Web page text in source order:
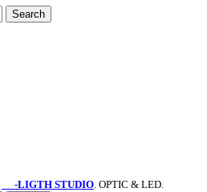
Search
-LIGTH STUDIO. OPTIC & LED.